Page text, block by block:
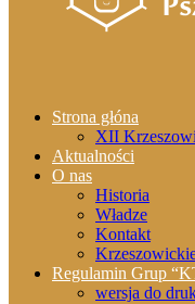
Strona głóna
XII
Aktualności
O nas
Historia
Władze
Kontakt
Regulamin Grup
wersja do